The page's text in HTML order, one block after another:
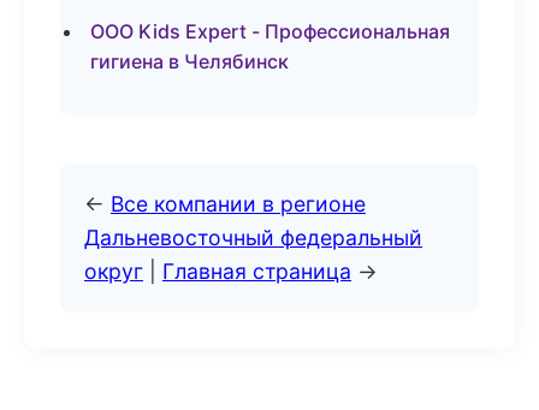
ООО Kids Expert - Профессиональная
гигиена в Челябинск
← Все компании в регионе
Дальневосточный федеральный
округ
Главная страница →